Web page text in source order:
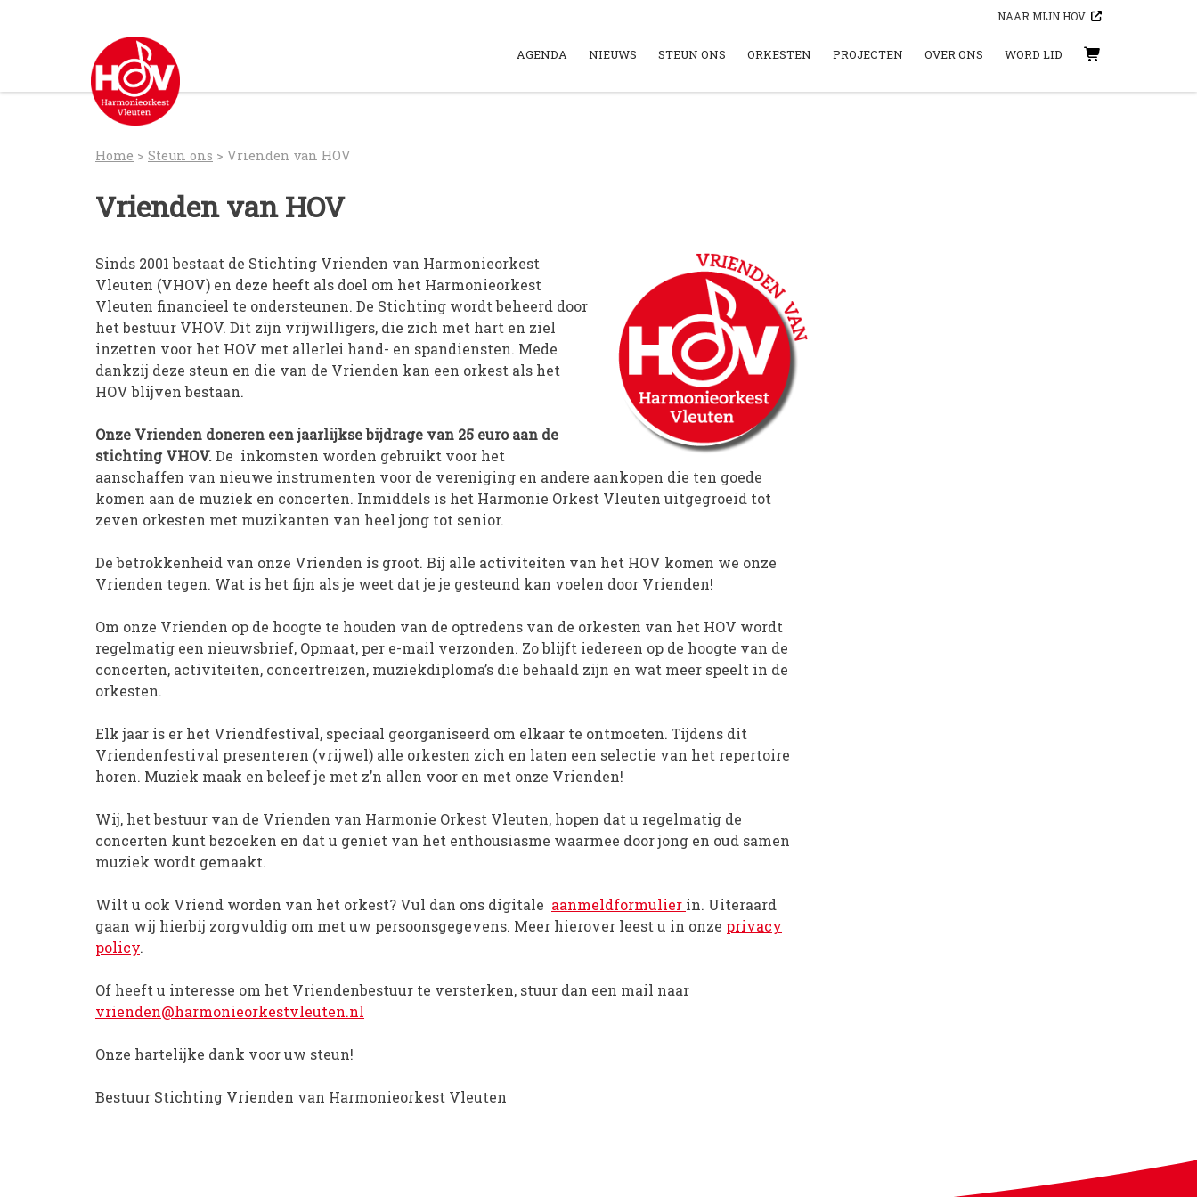
NAAR MIJN HOV
AGENDA NIEUWS STEUN ONS ORKESTEN PROJECTEN OVER ONS WORD LID WINKELWAGEN
Home > Steun ons > Vrienden van HOV
Vrienden van HOV
Sinds 2001 bestaat de Stichting Vrienden van Harmonieorkest
Vleuten (VHOV) en deze heeft als doel om het Harmonieorkest
Vleuten financieel te ondersteunen. De Stichting wordt beheerd door
het bestuur VHOV. Dit zijn vrijwilligers, die zich met hart en ziel
inzetten voor het HOV met allerlei hand- en spandiensten. Mede
dankzij deze steun en die van de Vrienden kan een orkest als het
HOV blijven bestaan.
Onze Vrienden doneren een jaarlijkse bijdrage van 25 euro aan de
stichting VHOV.De inkomsten worden gebruikt voor het
aanschaffen van nieuwe instrumenten voor de vereniging en andere aankopen die ten goede
komen aan de muziek en concerten. Inmiddels is het Harmonie Orkest Vleuten uitgegroeid tot
zeven orkesten met muzikanten van heel jong tot senior.
De betrokkenheid van onze Vrienden is groot. Bij alle activiteiten van het HOV komen we onze
Vrienden tegen. Wat is het fijn als je weet dat je je gesteund kan voelen door Vrienden!
Om onze Vrienden op de hoogte te houden van de optredens van de orkesten van het HOV wordt
regelmatig een nieuwsbrief, Opmaat, per e-mail verzonden. Zo blijft iedereen op de hoogte van de
concerten, activiteiten, concertreizen, muziekdiploma’s die behaald zijn en wat meer speelt in de
orkesten.
Elk jaar is er het Vriendfestival, speciaal georganiseerd om elkaar te ontmoeten. Tijdens dit
Vriendenfestival presenteren (vrijwel) alle orkesten zich en laten een selectie van het repertoire
horen. Muziek maak en beleef je met z’n allen voor en met onze Vrienden!
Wij, het bestuur van de Vrienden van Harmonie Orkest Vleuten, hopen dat u regelmatig de
concerten kunt bezoeken en dat u geniet van het enthousiasme waarmee door jong en oud samen
muziek wordt gemaakt.
Wilt u ook Vriend worden van het orkest? Vul dan ons digitale aanmeldformulier in. Uiteraard
gaan wij hierbij zorgvuldig om met uw persoonsgegevens. Meer hierover leest u in onze privacy
policy.
Of heeft u interesse om het Vriendenbestuur te versterken, stuur dan een mail naar
vrienden@harmonieorkestvleuten.nl
Onze hartelijke dank voor uw steun!
Bestuur Stichting Vrienden van Harmonieorkest Vleuten